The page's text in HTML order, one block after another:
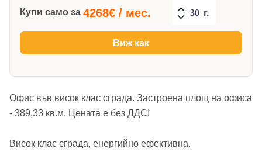
Купи само за 4268€ / мес. г.
Виж как
Офис във висок клас сграда. Застроена площ на офиса
- 389,33 кв.м. Цената е без ДДС!
Висок клас сграда, енергийно ефективна.